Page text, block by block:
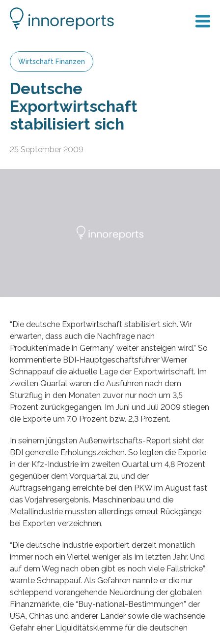
Wirtschaft Finanzen
Deutsche
Exportwirtschaft
stabilisiert sich
25 September 2009
“Die deutsche Exportwirtschaft stabilisiert sich. Wir
erwarten, dass auch die Nachfrage nach
Produkten'made in Germany' weiter ansteigen wird.” So
kommentierte BDI-Hauptgeschäftsführer Werner
Schnappauf die aktuelle Lage der Exportwirtschaft. Im
zweiten Quartal waren die Ausfuhren nach dem
Sturzflug in den Monaten zuvor nur noch um 3,5
Prozent zurückgegangen. Im Juni und Juli 2009 stiegen
die Exporte um 7,0 Prozent bzw. 2,3 Prozent.
In seinem jüngsten Außenwirtschafts-Report sieht der
BDI generelle Erholungszeichen. So legten die Exporte
in der Kfz-Industrie im zweiten Quartal um 4,8 Prozent
gegenüber dem Vorquartal zu, und der
Auftragseingang erreichte bei den PKW im August fast
das Vorjahresergebnis. Maschinenbau und die
Metallindustrie mussten allerdings erneut Rückgänge
bei Exporten verzeichnen.
“Die deutsche Industrie exportiert derzeit monatlich
immer noch ein Viertel weniger als im letzten Jahr. Und
auf dem Weg nach oben gibt es noch viele Fallstricke”,
warnte Schnappauf. Als Gefahren nannte er die nur
schleppend vorangehende Neuordnung der globalen
Finanzmärkte, die “Buy-national-Bestimmungen” der
USA, Chinas und anderer Länder sowie die wachsende
Gefahr einer Liquiditätsklemme für die deutschen